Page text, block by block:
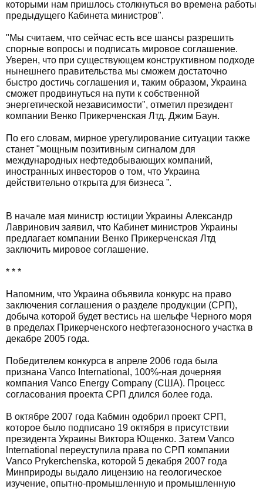
которыми нам пришлось столкнуться во времена работы
предыдущего Кабинета министров".
"Мы считаем, что сейчас есть все шансы разрешить
спорные вопросы и подписать мировое соглашение.
Уверен, что при существующем конструктивном подходе
нынешнего правительства мы сможем достаточно
быстро достичь соглашения и, таким образом, Украина
сможет продвинуться на пути к собственной
энергетической независимости", отметил президент
компании Венко Прикерченская Лтд. Джим Баун.
По его словам, мирное урегулирование ситуации также
станет "мощным позитивным сигналом для
международных нефтедобывающих компаний,
иностранных инвесторов о том, что Украина
действительно открыта для бизнеса ”.
В начале мая министр юстиции Украины Александр
Лавринович заявил, что Кабинет министров Украины
предлагает компании Венко Прикерченская Лтд
заключить мировое соглашение.
* * *
Напомним, что Украина объявила конкурс на право
заключения соглашения о разделе продукции (СРП),
добыча которой будет вестись на шельфе Черного моря
в пределах Прикерченского нефтегазоносного участка в
декабре 2005 года.
Победителем конкурса в апреле 2006 года была
признана Vanco International, 100%-ная дочерняя
компания Vanco Energy Company (США). Процесс
согласования проекта СРП длился более года.
В октябре 2007 года Кабмин одобрил проект СРП,
которое было подписано 19 октября в присутствии
президента Украины Виктора Ющенко. Затем Vanco
International переуступила права по СРП компании
Vanco Prykerchenska, которой 5 декабря 2007 года
Минприроды выдало лицензию на геологическое
изучение, опытно-промышленную и промышленную